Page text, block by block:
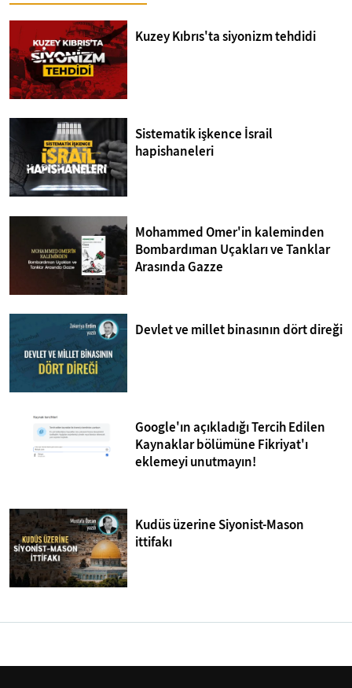
Kuzey Kıbrıs'ta siyonizm tehdidi
Sistematik işkence İsrail
hapishaneleri
Mohammed Omer'in kaleminden
Bombardıman Uçakları ve Tanklar
Arasında Gazze
Devlet ve millet binasının dört direği
Google'ın açıkladığı Tercih Edilen
Kaynaklar bölümüne Fikriyat'ı
eklemeyi unutmayın!
Kudüs üzerine Siyonist-Mason
ittifakı